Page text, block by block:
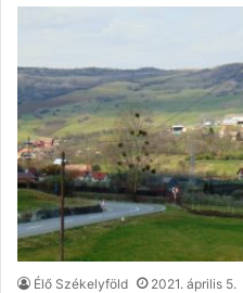
Élő Székelyföld 2021. április 5.